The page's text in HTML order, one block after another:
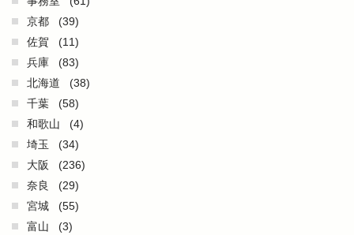
京都
(39)
佐賀
(11)
兵庫
(83)
北海道
(38)
千葉
(58)
和歌山
(4)
埼玉
(34)
大阪
(236)
奈良
(29)
宮城
(55)
富山
(3)